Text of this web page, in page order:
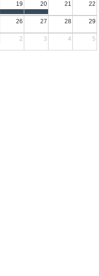
19 20 21 22
26 27 28 29
2 3 4 5